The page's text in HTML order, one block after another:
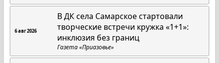
6 авг 2026
В ДК села Самарское стартовали
творческие встречи кружка «1+1»:
инклюзия без границ
Газета «Приазовье»